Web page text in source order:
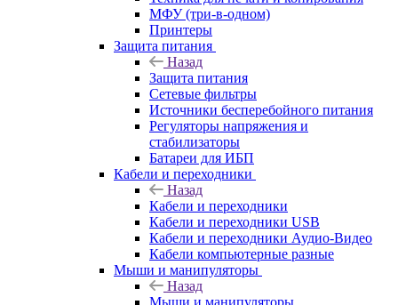
МФУ (три-в-одном)
Принтеры
Защита питания
Назад
Защита питания
Сетевые фильтры
Источники бесперебойного питания
Регуляторы напряжения и
стабилизаторы
Батареи для ИБП
Кабели и переходники
Назад
Кабели и переходники
Кабели и переходники USB
Кабели и переходники Аудио-Видео
Кабели компьютерные разные
Мыши и манипуляторы
Назад
Мыши и манипуляторы